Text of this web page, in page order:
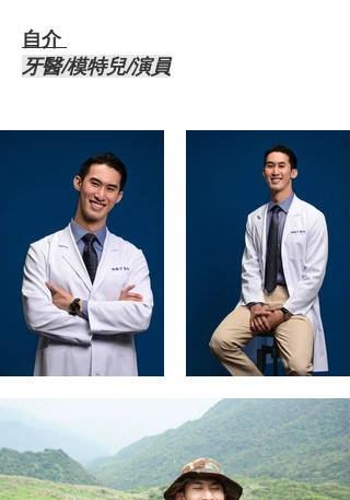
自介 ​
牙醫/模特兒/演員